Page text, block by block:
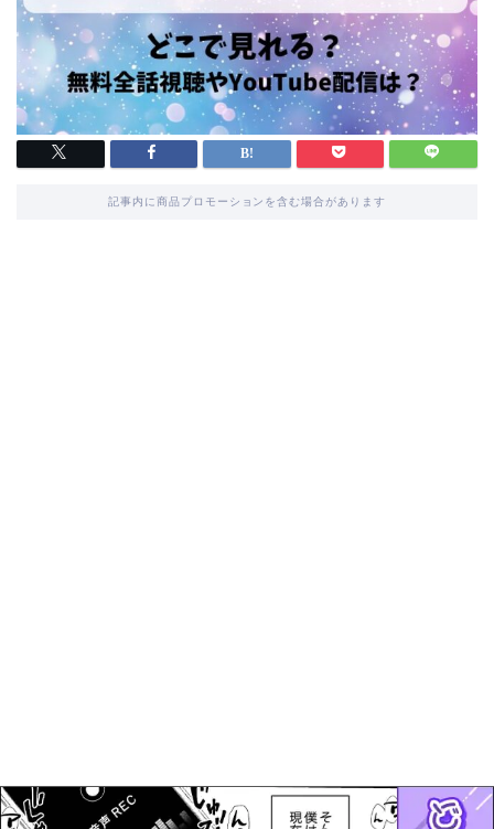
記事内に商品プロモーションを含む場合があります